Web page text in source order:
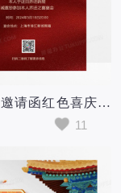
乔迁之喜邀请函红色喜庆光线简约大气海报
11